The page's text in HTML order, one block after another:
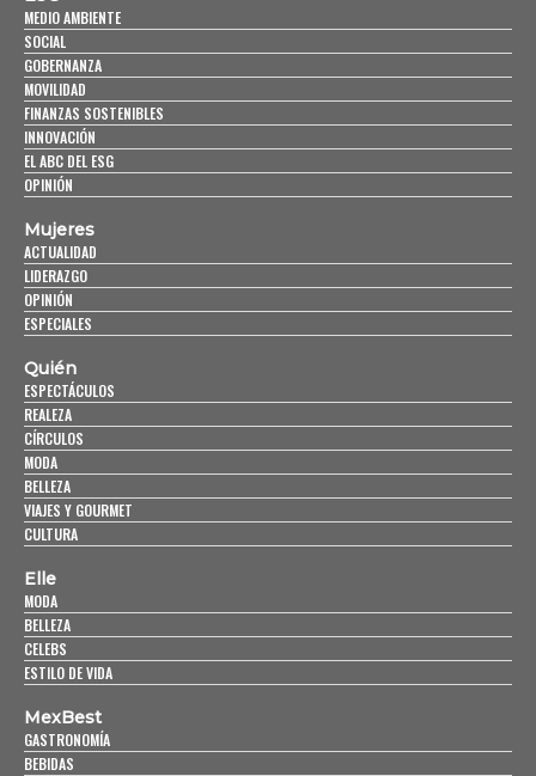
MEDIO AMBIENTE
SOCIAL
GOBERNANZA
MOVILIDAD
FINANZAS SOSTENIBLES
INNOVACIÓN
EL ABC DEL ESG
OPINIÓN
Mujeres
ACTUALIDAD
LIDERAZGO
OPINIÓN
ESPECIALES
Quién
ESPECTÁCULOS
REALEZA
CÍRCULOS
MODA
BELLEZA
VIAJES Y GOURMET
CULTURA
Elle
MODA
BELLEZA
CELEBS
ESTILO DE VIDA
MexBest
GASTRONOMÍA
BEBIDAS